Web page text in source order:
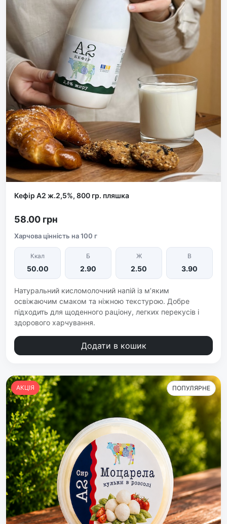
Кефір А2 ж.2,5%, 800 гр. пляшка
58.00 грн
Харчова цінність на 100 г
Ккал
50.00
Б
2.90
Ж
2.50
В
3.90
Натуральний кисломолочний напій із м’яким
освіжаючим смаком та ніжною текстурою. Добре
підходить для щоденного раціону, легких перекусів і
здорового харчування.
Додати в кошик
АКЦІЯ ПОПУЛЯРНЕ